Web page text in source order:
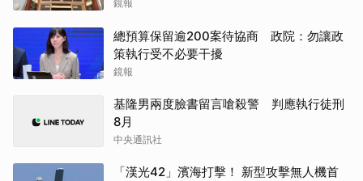
鏡報
總預算保留逾200案待協商 政院：勿讓政
策執行受不必要干擾
鏡報
基隆男兩度臉書留言嗆殺警 判應執行徒刑
8月
中央通訊社
「漢光42」濱海打擊！ 新型攻擊無人機首